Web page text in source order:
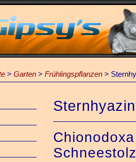
> Garten > Frühlingspflanzen >